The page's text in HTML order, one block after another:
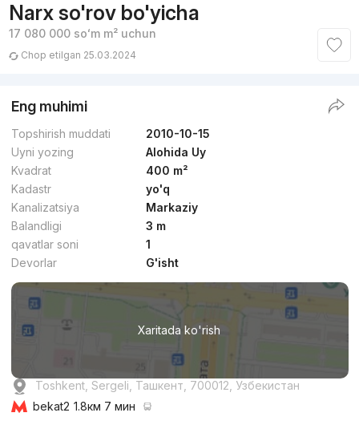
Narx so'rov bo'yicha
17 080 000 soʻmm² uchun
Chop etilgan 25.03.2024
Eng muhimi
Topshirish muddati
2010-10-15
Uyni yozing
Alohida Uy
Kvadrat
400 m²
Kadastr
yo'q
Kanalizatsiya
Markaziy
Balandligi
3 m
qavatlar soni
1
Devorlar
G'isht
Xaritada ko'rish
Toshkent, Sergeli, Ташкент, 700012, Узбекистан
bekat2 1.8км 7 мин